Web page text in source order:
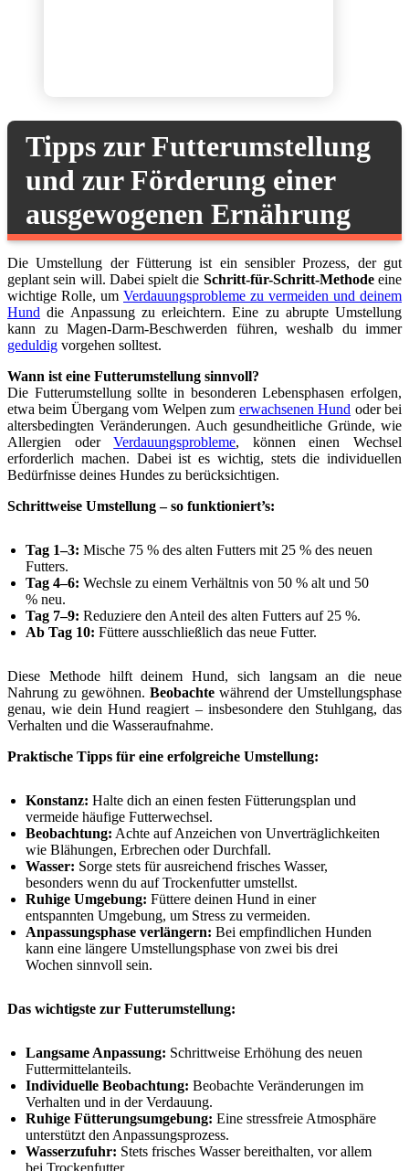
Tipps zur Futterumstellung
und zur Förderung einer
ausgewogenen Ernährung
Die Umstellung der Fütterung ist ein sensibler Prozess, der gut
geplant sein will. Dabei spielt die Schritt-für-Schritt-Methodeeine
wichtige Rolle, um Verdauungsprobleme zu vermeiden und deinem
Hund die Anpassung zu erleichtern. Eine zu abrupte Umstellung
kann zu Magen-Darm-Beschwerden führen, weshalb du immer
geduldig vorgehen solltest.
Wann ist eine Futterumstellung sinnvoll?
Die Futterumstellung sollte in besonderen Lebensphasen erfolgen,
etwa beim Übergang vom Welpen zum erwachsenen Hund oder bei
altersbedingten Veränderungen. Auch gesundheitliche Gründe, wie
Allergien oderVerdauungsprobleme, können einen Wechsel
erforderlich machen. Dabei ist es wichtig, stets die individuellen
Bedürfnisse deines Hundes zu berücksichtigen.
Schrittweise Umstellung – so funktioniert’s:
Tag 1–3: Mische 75 % des alten Futters mit 25 % des neuen
Futters.
Tag 4–6: Wechsle zu einem Verhältnis von 50 % alt und 50
% neu.
Tag 7–9: Reduziere den Anteil des alten Futters auf 25 %.
Ab Tag 10: Füttere ausschließlich das neue Futter.
Diese Methode hilft deinem Hund, sich langsam an die neue
Nahrung zu gewöhnen. Beobachte während der Umstellungsphase
genau, wie dein Hund reagiert – insbesondere den Stuhlgang, das
Verhalten und die Wasseraufnahme.
Praktische Tipps für eine erfolgreiche Umstellung:
Konstanz: Halte dich an einen festen Fütterungsplan und
vermeide häufige Futterwechsel.
Beobachtung: Achte auf Anzeichen von Unverträglichkeiten
wie Blähungen, Erbrechen oder Durchfall.
Wasser: Sorge stets für ausreichend frisches Wasser,
besonders wenn du auf Trockenfutter umstellst.
Ruhige Umgebung: Füttere deinen Hund in einer
entspannten Umgebung, um Stress zu vermeiden.
Anpassungsphase verlängern: Bei empfindlichen Hunden
kann eine längere Umstellungsphase von zwei bis drei
Wochen sinnvoll sein.
Das wichtigste zur Futterumstellung:
Langsame Anpassung: Schrittweise Erhöhung des neuen
Futtermittelanteils.
Individuelle Beobachtung: Beobachte Veränderungen im
Verhalten und in der Verdauung.
Ruhige Fütterungsumgebung: Eine stressfreie Atmosphäre
unterstützt den Anpassungsprozess.
Wasserzufuhr: Stets frisches Wasser bereithalten, vor allem